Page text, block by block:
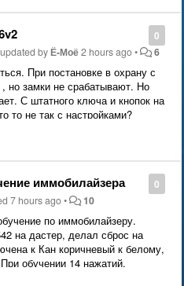
0
updated byЁ-Моё2 hours ago• 6
При постановке в охрану с
но замки не срабатывают. Но
С штатного ключа и кнопок на
то не так с настройками?
все согласно схемы
0
иммобилайзера
7 hours ago• 10
по иммобилайзеру.
на дастер, делал сброс на
к Кан коричневый к белому,
обучении 14 нажатий,
выкл, ожидание 5-10 сек,